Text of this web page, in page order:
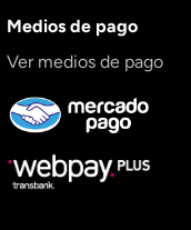
Medios de pago
Ver medios de pago